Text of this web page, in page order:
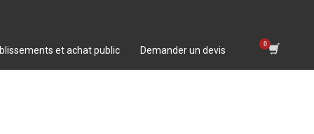
et achat public Demander un devis